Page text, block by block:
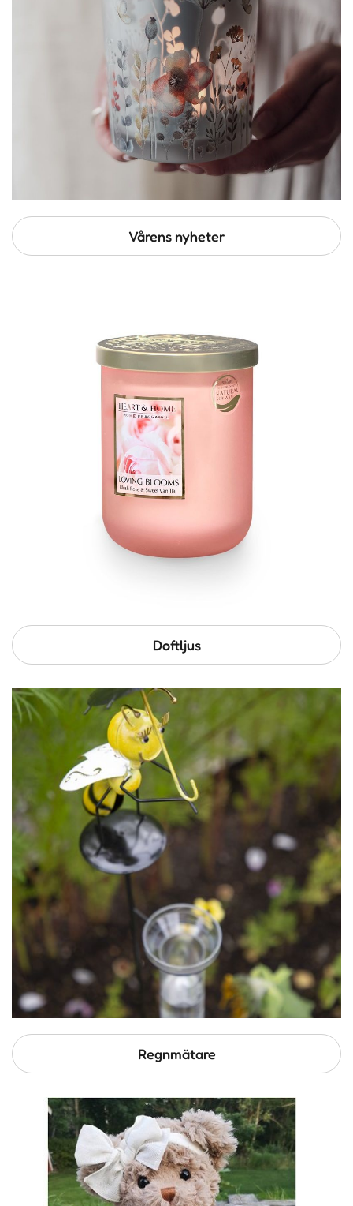
Vårens nyheter
Doftljus
Regnmätare